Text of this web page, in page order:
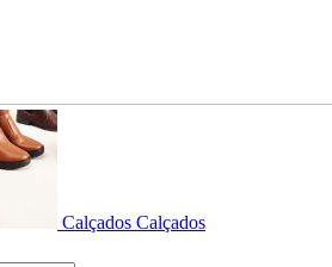
Calçados Calçados